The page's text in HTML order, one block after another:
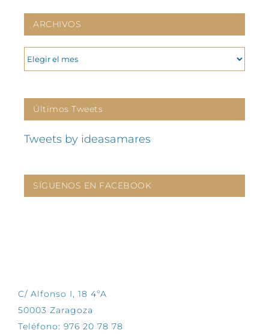
ARCHIVOS
ARCHIVOS
Últimos Tweets
Tweets by ideasamares
SÍGUENOS EN FACEBOOK
C/ Alfonso I, 18 4ºA
50003 Zaragoza
Teléfono: 976 20 78 78